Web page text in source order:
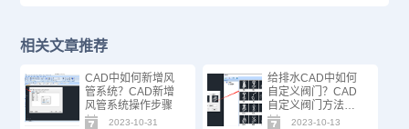
相关文章推荐
CAD中如何新增风
管系统？CAD新增
风管系统操作步骤
2023-10-31
给排水CAD中如何
自定义阀门？CAD
自定义阀门方法步
骤
2023-10-13